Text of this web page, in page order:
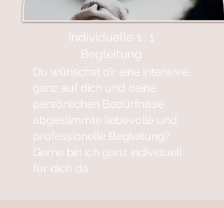
Individuelle 1 : 1
Begleitung
Du wünschst dir eine intensive,
ganz auf dich und deine
persönlichen Bedürfnisse
abgestimmte liebevolle und
professionelle Begleitung?
Gerne bin ich ganz individuell
für dich da.